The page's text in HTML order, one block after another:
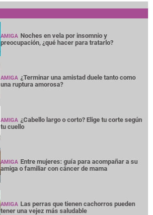
AMIGA Noches en vela por insomnio y
preocupación, ¿qué hacer para tratarlo?
AMIGA ¿Terminar una amistad duele tanto como
una ruptura amorosa?
AMIGA ¿Cabello largo o corto? Elige tu corte según
tu cuello
AMIGA Entre mujeres: guía para acompañar a su
amiga o familiar con cáncer de mama
AMIGA Las perras que tienen cachorros pueden
tener una vejez más saludable